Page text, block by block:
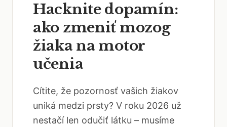
Hacknite dopamín:
ako zmeniť mozog
žiaka na motor
učenia
Cítite, že pozornosť vašich žiakov
uniká medzi prsty? V roku 2026 už
nestačí len odučiť látku – musíme